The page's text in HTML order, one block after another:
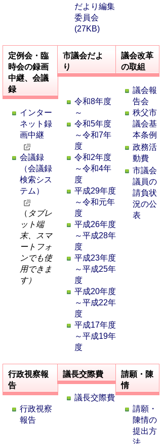
だより編集
委員会
(27KB)
定例会・臨
時会の録画
中継、会議
録
インター
ネット録
画中継
会議録
（会議録
検索シス
テム）
（ タブレ
ット端
末、スマ
ートフォ
ンでも使
用できま
す）
市議会だよ
り
令和8年度
～
令和5年度
～令和7年
度
令和2年度
～令和4年
度
平成29年度
～令和元年
度
平成26年度
～平成28年
度
平成23年度
～平成25年
度
平成20年度
～平成22年
度
平成17年度
～平成19年
度
議会改革
の取組
議会報
告会
秩父市
議会基
本条例
政務活
動費
市議会
議員の
請負状
況の公
表
行政視察報
告
行政視察
報告
議長交際費
議長交際費
請願・陳
情
請願・
陳情の
提出方
法